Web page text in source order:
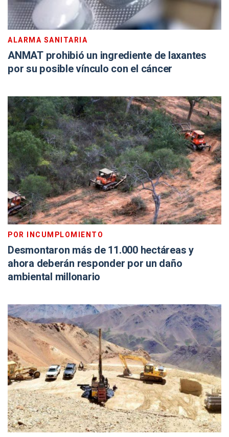
ALARMA SANITARIA
ANMAT prohibió un ingrediente de laxantes
por su posible vínculo con el cáncer
POR INCUMPLOMIENTO
Desmontaron más de 11.000 hectáreas y
ahora deberán responder por un daño
ambiental millonario